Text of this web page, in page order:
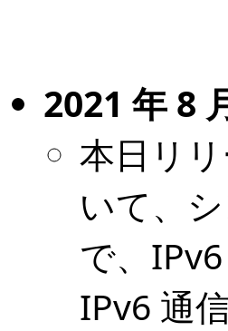
2021 年 8
本日リ
いて、
で、
IPv6 通